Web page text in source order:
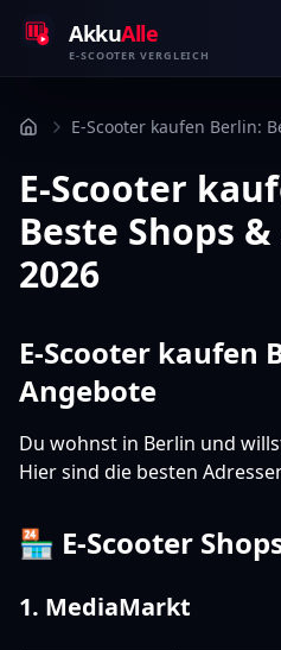
AkkuAlle
E-SCOOTER VERGLEICH
E-Scooter kaufen Berlin:
E-Scooter
Beste Shops
2026
E-Scooter kaufen
Angebote
Du wohnst in Berlin und
Hier sind die besten
🏪 E-Scooter
1. MediaMarkt